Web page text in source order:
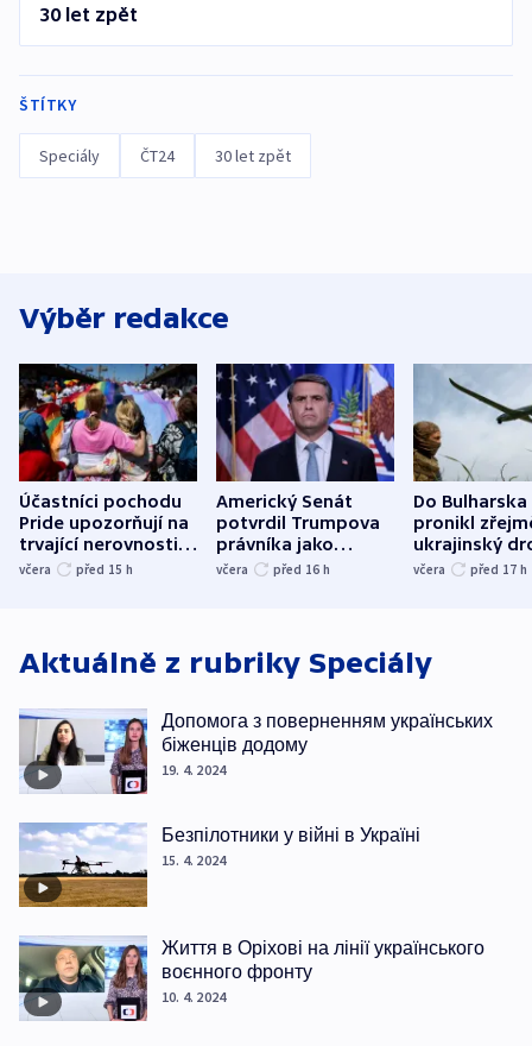
30 let zpět
ŠTÍTKY
Speciály ČT24 30 let zpět
Výběr redakce
Účastníci pochodu
Pride upozorňují na
trvající nerovnosti i
společenskou
včera před 15 h
Americký Senát
potvrdil Trumpova
právníka jako
ministra
včera před 16 h
Do Bulharska
pronikl
ukrajinský
explodoval
včera před 17 h
Aktuálně z rubriky Speciály
Допомога з поверненням українських
біженців додому
19. 4. 2024
Безпілотники у війні в Україні
15. 4. 2024
Життя в Оріхові на лінії українського
воєнного фронту
10. 4. 2024